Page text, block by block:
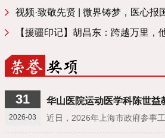
视频·致敬先贤 | 微界铸梦，医心
31
2026-03